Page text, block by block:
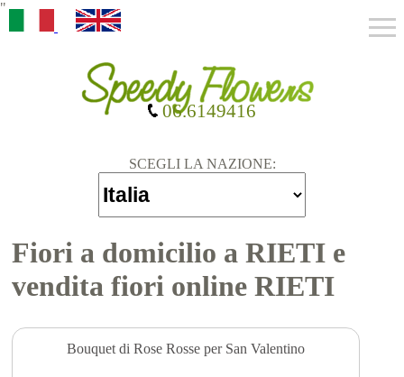
"
SCEGLI LA NAZIONE:
06.6149416
Fiori a domicilio a RIETI e
vendita fiori online RIETI
Bouquet di Rose Rosse per San Valentino